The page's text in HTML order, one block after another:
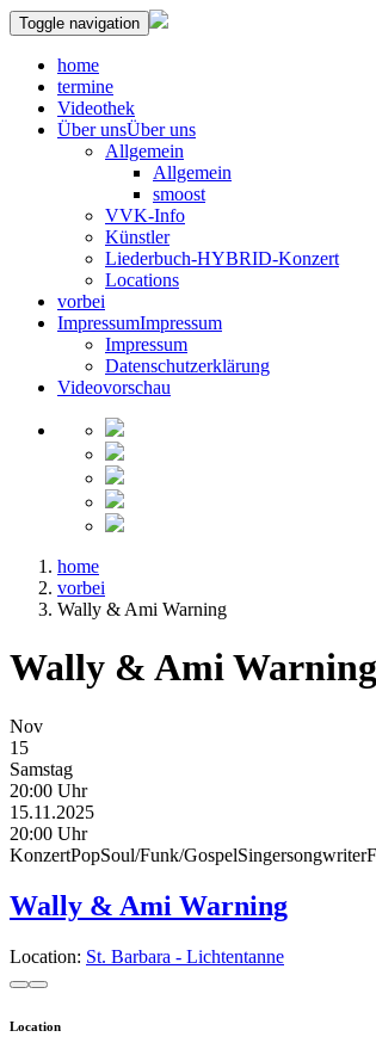
Toggle navigation
home
termine
Videothek
Über unsÜber uns
Allgemein
Allgemein
smoost
VVK-Info
Künstler
Liederbuch-HYBRID-Konzert
Locations
vorbei
ImpressumImpressum
Impressum
Datenschutzerklärung
Videovorschau
home
vorbei
Wally & Ami Warning
Wally & Ami Warning
Nov
15
Samstag
20:00 Uhr
15.11.2025
20:00 Uhr
KonzertPopSoul/Funk/GospelSingersongwriter
Wally & Ami Warning
Location: St. Barbara - Lichtentanne
Location